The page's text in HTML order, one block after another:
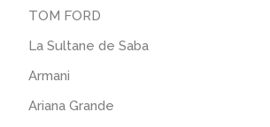
TOM FORD
La Sultane de Saba
Armani
Ariana Grande